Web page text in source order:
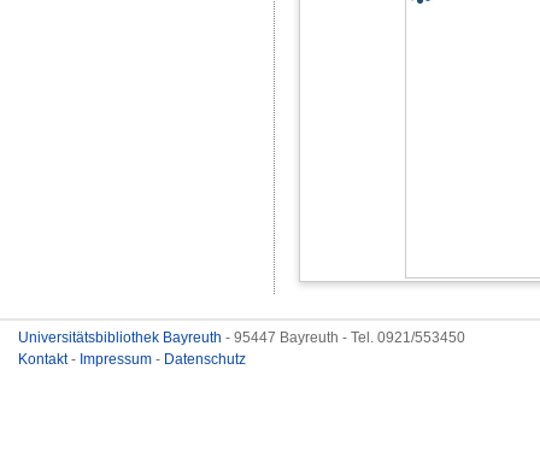
Universitätsbibliothek Bayreuth - 95447 Bayreuth - Tel. 0921/553450
Kontakt- Impressum - Datenschutz